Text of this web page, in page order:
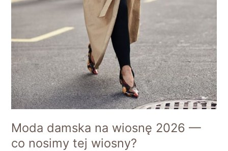
Moda damska na wiosnę 2026 —
co nosimy tej wiosny?